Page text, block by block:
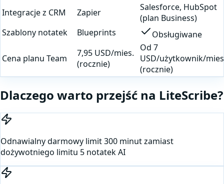
Integracje z CRM Zapier
Salesforce, HubSpot
(plan Business)
Szablony notatek
Blueprints Obsługiwane
Cena planu Team
7,95 USD/mies.
(rocznie)
Od 7
USD/użytkownik/
(rocznie)
Dlaczego warto przejść na LiteScribe?
Odnawialny darmowy limit 300 minut zamiast
dożywotniego limitu 5 notatek AI